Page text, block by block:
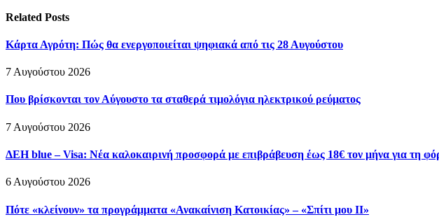
Related Posts
Κάρτα Αγρότη: Πώς θα ενεργοποιείται ψηφιακά από τις 28 Αυγούστου
7 Αυγούστου 2026
Που βρίσκονται τον Αύγουστο τα σταθερά τιμολόγια ηλεκτρικού ρεύματος
7 Αυγούστου 2026
ΔΕΗ blue – Visa: Νέα καλοκαιρινή προσφορά με επιβράβευση έως 18€ τον μήνα για τη
6 Αυγούστου 2026
Πότε «κλείνουν» τα προγράμματα «Ανακαίνιση Κατοικίας» – «Σπίτι μου ΙΙ»